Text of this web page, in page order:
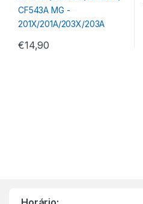
€14,90